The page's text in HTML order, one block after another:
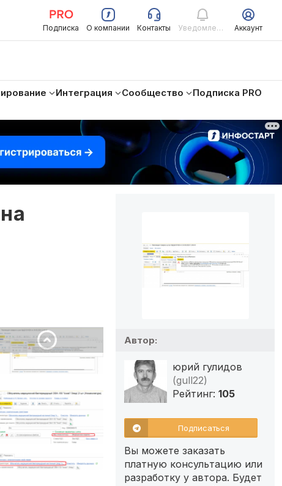
Подписка О компании Контакты Уведомления Аккаунт
Интеграция Сообщество
Подписка PRO
Автор:
юрий гулидов
(gull22)
Рейтинг: 105
Подписаться
Вы можете заказать
платную консультацию или
разработку у автора. Будет